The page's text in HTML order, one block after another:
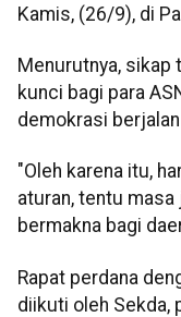
Kamis, (26/9), di
Menurutnya, sikap
kunci bagi para
demokrasi
"Oleh karena itu,
aturan, tentu masa
bermakna bagi
Rapat perdana
diikuti oleh Sekda,